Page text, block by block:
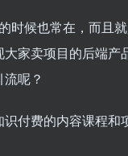
时候也常在，而且
家卖项目的后端
呢？
付费的内容课程